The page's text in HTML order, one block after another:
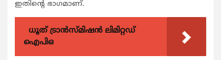
ഇതിന്റെ ഭാഗമാണ്.
ധൂത് ട്രാൻസ്മിഷൻ ലിമിറ്റഡ്
ഐപിഒ